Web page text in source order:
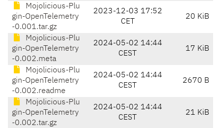
Mojolicious-Plu
gin-OpenTelemetry
-0.001.tar.gz
2023-12-03 17:52
CET
20 KiB
Mojolicious-Plu
gin-OpenTelemetry
-0.002.meta
2024-05-02 14:44
CEST
17 KiB
Mojolicious-Plu
gin-OpenTelemetry
-0.002.readme
2024-05-02 14:44
CEST
2670 B
Mojolicious-Plu
gin-OpenTelemetry
-0.002.tar.gz
2024-05-02 14:44
CEST
21 KiB